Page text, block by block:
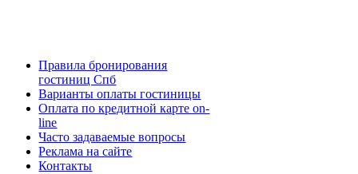
Правила бронирования
гостиниц Спб
Варианты оплаты гостиницы
Оплата по кредитной карте on-
line
Часто задаваемые вопросы
Реклама на сайте
Контакты